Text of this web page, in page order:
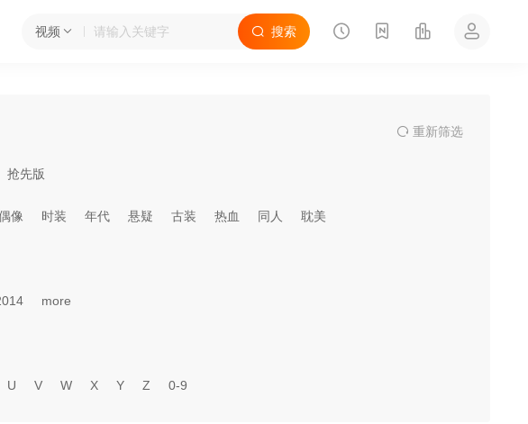
视频 搜索
重新筛选
抢先版
像 时装 年代 悬疑 古装 热血 同人 耽美
more
U V W X Y Z 0-9